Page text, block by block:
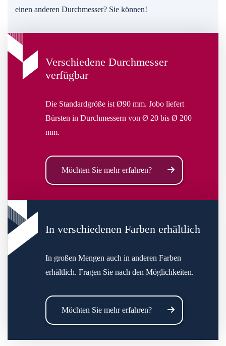
einen anderen Durchmesser? Sie können!
Verschiedene Durchmesser
verfügbar
Die Standardgröße ist Ø90 mm. Jobo liefert
Bürsten in Durchmessern von Ø 20 bis Ø 200
mm.
Möchten Sie mehr erfahren?
In verschiedenen Farben erhältlich
In großen Mengen auch in anderen Farben
erhältlich. Fragen Sie nach den Möglichkeiten.
Möchten Sie mehr erfahren?